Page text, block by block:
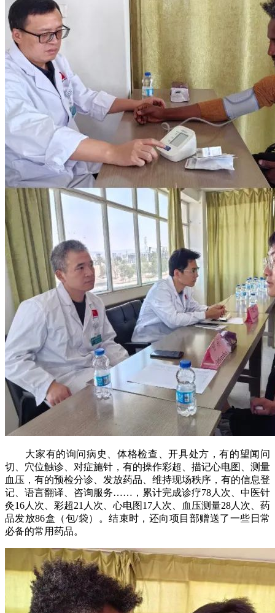
大家有的询问病史、体格检查、开具处方，有的望闻问
切、穴位触诊、对症施针，有的操作彩超、描记心电图、测量
血压，有的预检分诊、发放药品、维持现场秩序，有的信息登
记、语言翻译、咨询服务……，累计完成诊疗78人次、中医针
灸16人次、彩超21人次、心电图17人次、血压测量28人次、药
品发放86盒（包/袋）。结束时，还向项目部赠送了一些日常
必备的常用药品。